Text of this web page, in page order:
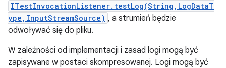
ITestInvocationListener.testLog(String,LogDataT
ype,InputStreamSource) , a strumień będzie
odwoływać się do pliku.
W zależności od implementacji i zasad logi mogą być
zapisywane w postaci skompresowanej. Logi mogą być